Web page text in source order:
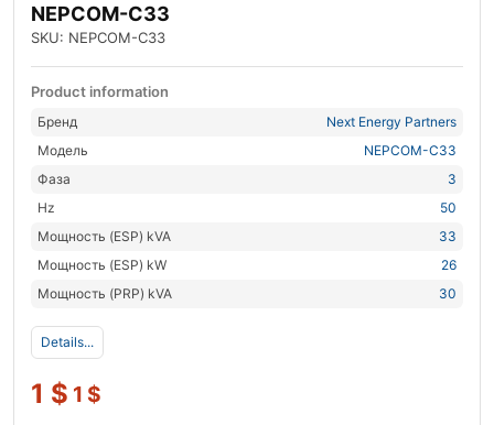
NEPCOM-C33
SKU: NEPCOM-C33
Product information
Бренд
Next Energy Partners
Модель
NEPCOM-C33
Фаза
3
Hz
50
Мощность (ESP) kVA
33
Мощность (ESP) kW
26
Мощность (PRP) kVA
30
Details...
1 $ 1 $